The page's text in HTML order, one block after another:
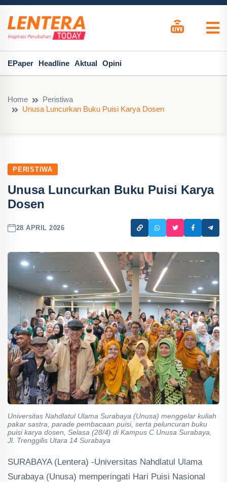
EPaper Headline Aktual Opini
Home
Peristiwa
Unusa Luncurkan Buku Puisi Karya Dosen
PERISTIWA
Unusa Luncurkan Buku Puisi Karya
Dosen
28 APRIL 2026
Universitas Nahdlatul Ulama Surabaya (Unusa) menggelar kuliah
pakar sastra, parade pembacaan puisi, serta peluncuran buku
puisi karya dosen, Selasa (28/4) di Kampus C Unusa Surabaya,
Jl. Trenggilis Utara 14 Surabaya
SURABAYA (Lentera) -Universitas Nahdlatul Ulama
Surabaya (Unusa) memperingati Hari Puisi Nasional